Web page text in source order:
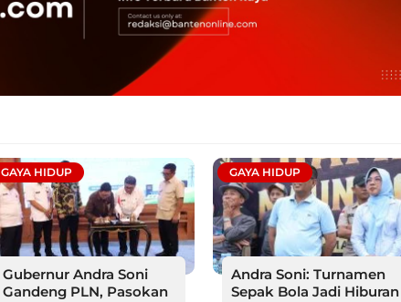
GAYA HIDUP
Gubernur Andra Soni
Gandeng PLN, Pasokan
GAYA HIDUP
Andra Soni: Turnamen
Sepak Bola Jadi Hiburan